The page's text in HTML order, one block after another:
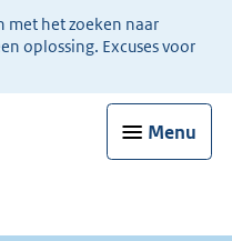
met het zoeken naar
oplossing. Excuses voor
Menu